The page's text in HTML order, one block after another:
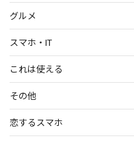
グルメ
スマホ・IT
これは使える
その他
恋するスマホ